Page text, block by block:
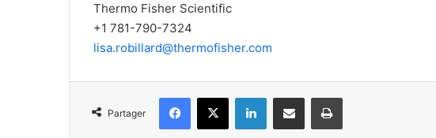
Thermo Fisher Scientific
+1 781-790-7324
lisa.robillard@thermofisher.com
Partager
Facebook
X LinkedinPartager par email Imprimer